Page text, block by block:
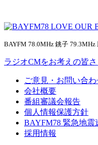
BAYFM 78.0MHz 銚子
ラジオCMをお考えの皆
ご意見・お問い合わ
会社概要
番組審議会報告
個人情報保護方針
BAYFM78 緊急地震
採用情報